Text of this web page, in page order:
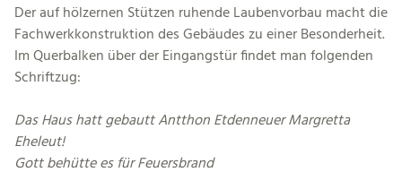
Der auf hölzernen Stützen ruhende Laubenvorbau macht die
Fachwerkkonstruktion des Gebäudes zu einer Besonderheit.
Im Querbalken über der Eingangstür findet man folgenden
Schriftzug:
Das Haus hatt gebautt Antthon Etdenneuer Margretta
Eheleut!
Gott behütte es für Feuersbrand